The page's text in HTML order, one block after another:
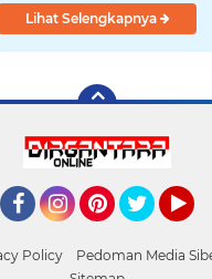
Lihat Selengkapnya
Policy Pedoman Media